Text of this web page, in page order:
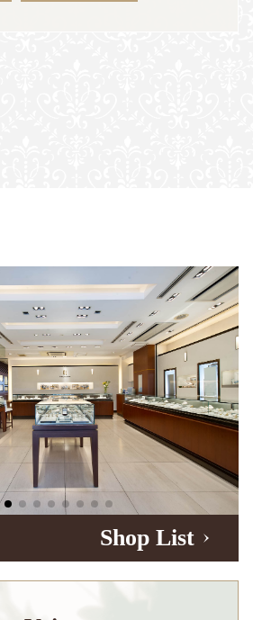
Shop List